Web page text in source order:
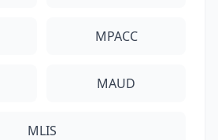
MPACC
MAUD
MLIS